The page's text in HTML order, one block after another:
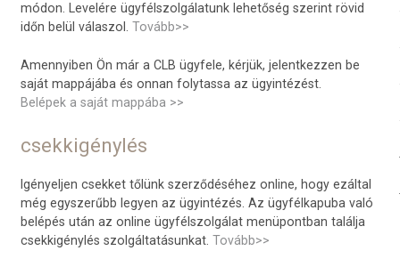
módon. Levelére ügyfélszolgálatunk lehetőség szerint rövid
időn belül válaszol. Tovább>>
Amennyiben Ön már a CLB ügyfele, kérjük, jelentkezzen be
saját mappájába és onnan folytassa az ügyintézést.
Belépek a saját mappába >>
csekkigénylés
Igényeljen csekket tőlünk szerződéséhez online, hogy ezáltal
még egyszerűbb legyen az ügyintézés. Az ügyfélkapuba való
belépés után az online ügyfélszolgálat menüpontban találja
csekkigénylés szolgáltatásunkat. Tovább>>